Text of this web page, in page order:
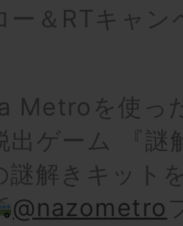
ー＆RTキャン
Metroを使っ
出ゲーム 『謎
謎解きキット
@nazometro